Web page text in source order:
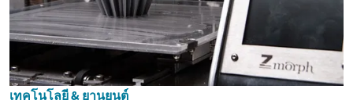
เทคโนโลยี & ยานยนต์